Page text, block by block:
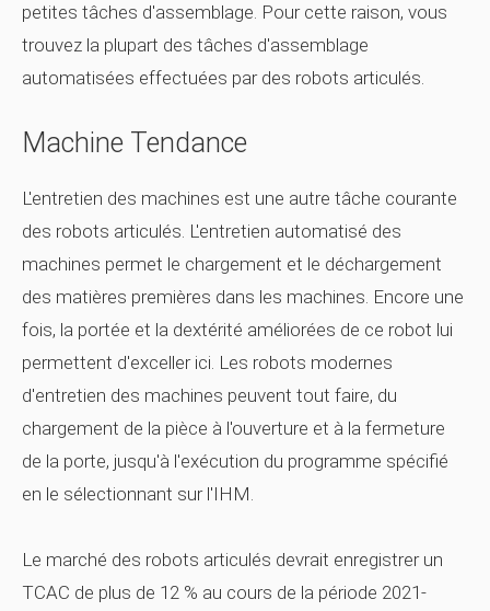
petites tâches d'assemblage. Pour cette raison, vous
trouvez la plupart des tâches d'assemblage
automatisées effectuées par des robots articulés.
Machine Tendance
L'entretien des machines est une autre tâche courante
des robots articulés. L'entretien automatisé des
machines permet le chargement et le déchargement
des matières premières dans les machines. Encore une
fois, la portée et la dextérité améliorées de ce robot lui
permettent d'exceller ici. Les robots modernes
d'entretien des machines peuvent tout faire, du
chargement de la pièce à l'ouverture et à la fermeture
de la porte, jusqu'à l'exécution du programme spécifié
en le sélectionnant sur l'IHM.
Le marché des robots articulés devrait enregistrer un
TCAC de plus de 12 % au cours de la période 2021-